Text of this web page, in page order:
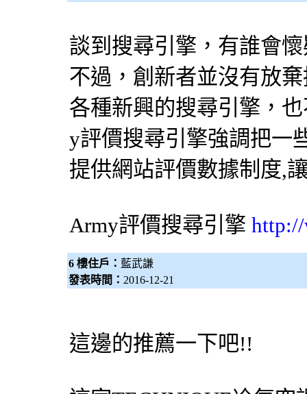
談到 搜尋引擎 ，有誰會
不過，創新者並沒有放
各種新興的搜尋引擎 ，
y評價搜尋引擎強調把一
提供網站評價數據制度,
Army評價搜尋引擎
6 樓住戶： 藍武謙
發表時間： 2016-12-21
這邊的推薦一下吧!!